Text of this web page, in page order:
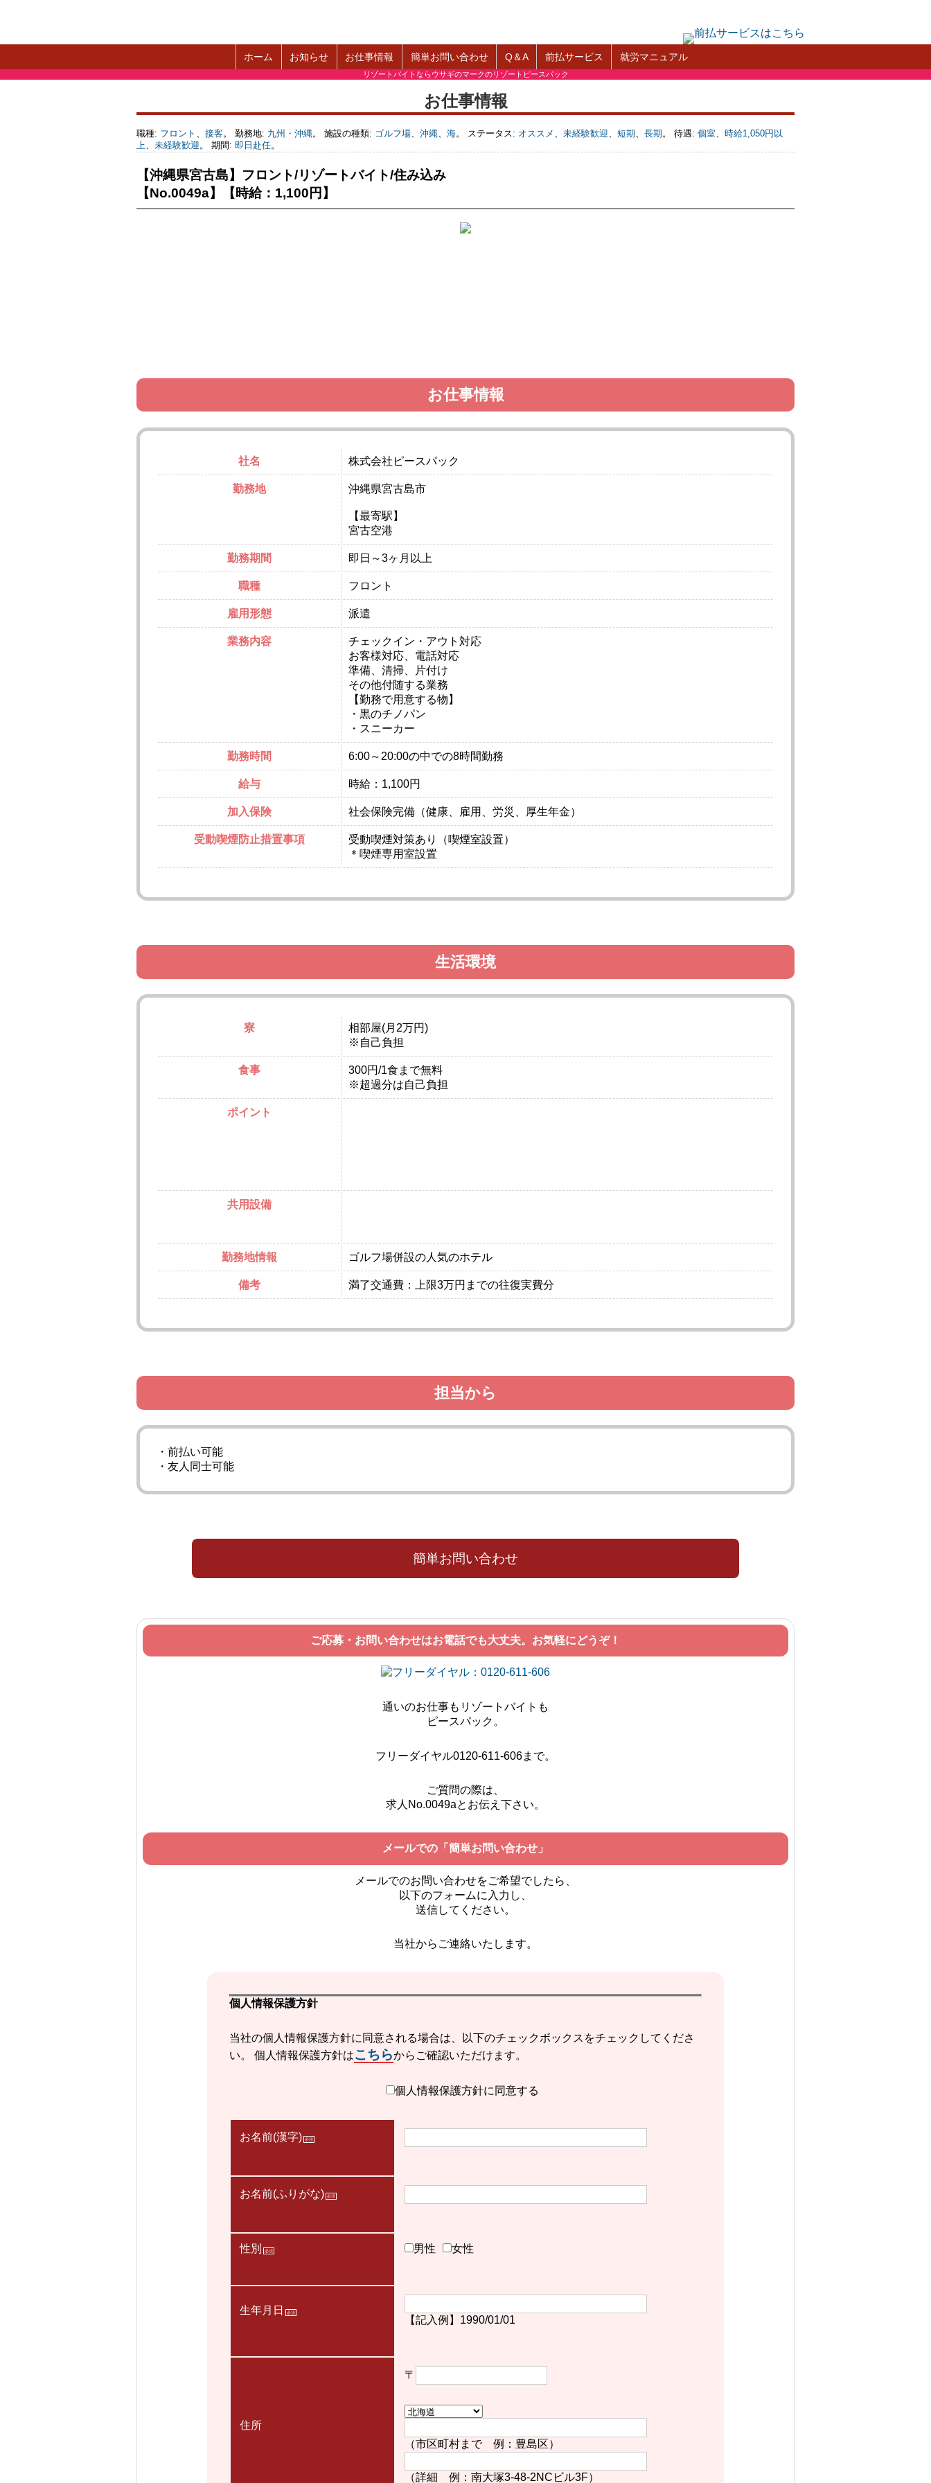
ホーム お知らせ お仕事情報 簡単お問い合わせ Q＆A 前払サービス 就労マニュアル
リゾートバイトならウサギのマークのリゾートピースパック
お仕事情報
職種: フロント 、 接客。 勤務地: 九州・沖縄。 施設の種類: ゴルフ場、 沖縄、 海。 ステータス: オススメ 、 未経験歓迎、 短期、 長期。 待遇: 個室、 時給1,050円以
上、 未経験歓迎。 期間: 即日赴任。
【沖縄県宮古島】フロント/リゾートバイト/住み込み
【No.0049a】【時給：1,100円】
お仕事情報
社名 株式会社ピースパック
勤務地 沖縄県宮古島市
【最寄駅】
宮古空港
勤務期間 即日～3ヶ月以上
職種 フロント
雇用形態 派遣
業務内容
チェックイン・アウト対応
お客様対応、電話対応
準備、清掃、片付け
その他付随する業務
【勤務で用意する物】
・黒のチノパン
・スニーカー
勤務時間 6:00～20:00の中での8時間勤務
給与 時給：1,100円
加入保険 社会保険完備（健康、雇用、労災、厚生年金）
受動喫煙防止措置事項
受動喫煙対策あり（喫煙室設置）
＊喫煙専用室設置
生活環境
寮
相部屋(月2万円)
※自己負担
食事
300円/1食まで無料
※超過分は自己負担
ポイント
共用設備
勤務地情報 ゴルフ場併設の人気のホテル
備考 満了交通費：上限3万円までの往復実費分
担当から
・前払い可能
・友人同士可能
簡単お問い合わせ
ご応募・お問い合わせはお電話でも大丈夫。お気軽にどうぞ！
通いのお仕事もリゾートバイトも
ピースパック。
フリーダイヤル0120-611-606まで。
ご質問の際は、
求人No.0049aとお伝え下さい。
メールでの「簡単お問い合わせ」
メールでのお問い合わせをご希望でしたら、
以下のフォームに入力し、
送信してください。
当社からご連絡いたします。
個人情報保護方針
当社の個人情報保護方針に同意される場合は、以下のチェックボックスをチェックしてくださ
い。 個人情報保護方針はこちらからご確認いただけます。
個人情報保護方針に同意する
お名前(漢字) 必須
お名前(ふりがな) 必須
性別 必須 男性 女性
生年月日 必須
【記入例】1990/01/01
住所
〒
（市区町村まで 例：豊島区）
（詳細 例：南大塚3-48-2NCビル3F）